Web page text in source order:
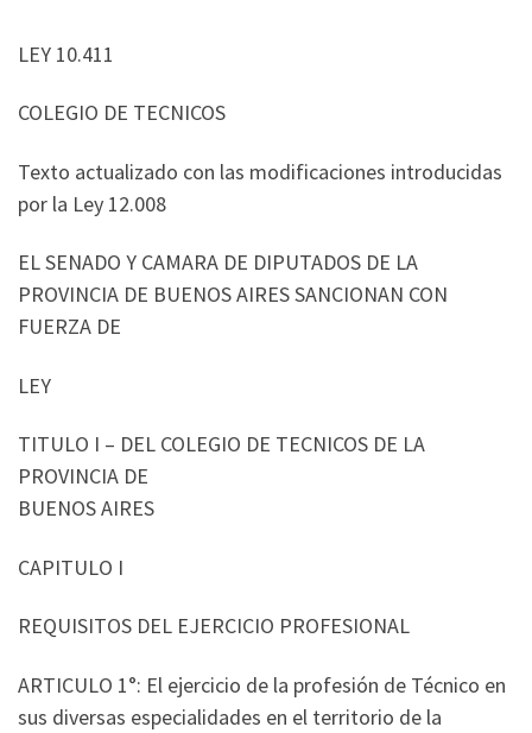
LEY 10.411
COLEGIO DE TECNICOS
Texto actualizado con las modificaciones introducidas
por la Ley 12.008
EL SENADO Y CAMARA DE DIPUTADOS DE LA
PROVINCIA DE BUENOS AIRES SANCIONAN CON
FUERZA DE
LEY
TITULO I – DEL COLEGIO DE TECNICOS DE LA
PROVINCIA DE
BUENOS AIRES
CAPITULO I
REQUISITOS DEL EJERCICIO PROFESIONAL
ARTICULO 1°: El ejercicio de la profesión de Técnico en
sus diversas especialidades en el territorio de la